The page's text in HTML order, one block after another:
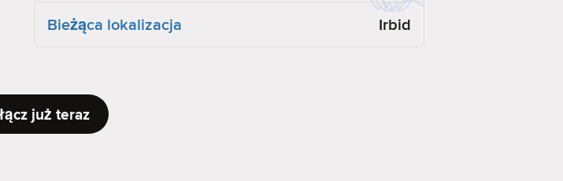
Bieżąca lokalizacja Irbid
już teraz